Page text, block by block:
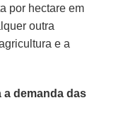
por hectare em
outra
e a
a demanda das